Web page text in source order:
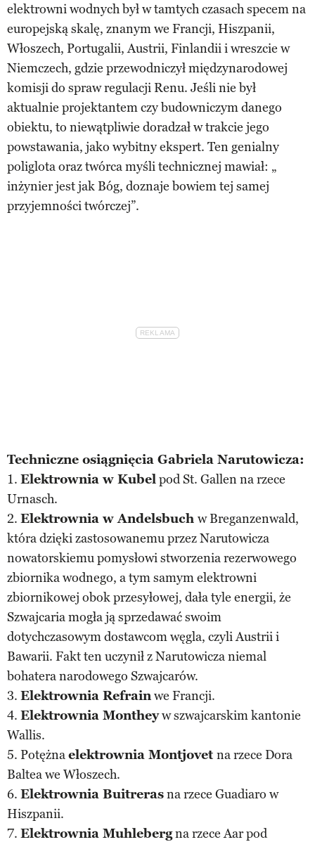
elektrowni wodnych był w tamtych czasach specem na
europejską skalę, znanym we Francji, Hiszpanii,
Włoszech, Portugalii, Austrii, Finlandii i wreszcie w
Niemczech, gdzie przewodniczył międzynarodowej
komisji do spraw regulacji Renu. Jeśli nie był
aktualnie projektantem czy budowniczym danego
obiektu, to niewątpliwie doradzał w trakcie jego
powstawania, jako wybitny ekspert. Ten genialny
poliglota oraz twórca myśli technicznej mawiał: „
inżynier jest jak Bóg, doznaje bowiem tej samej
przyjemności twórczej”.
Techniczne osiągnięcia Gabriela Narutowicza:
1. Elektrownia w Kubelpod St. Gallen na rzece
Urnasch.
2. Elektrownia w Andelsbuch w Breganzenwald,
która dzięki zastosowanemu przez Narutowicza
nowatorskiemu pomysłowi stworzenia rezerwowego
zbiornika wodnego, a tym samym elektrowni
zbiornikowej obok przesyłowej, dała tyle energii, że
Szwajcaria mogła ją sprzedawać swoim
dotychczasowym dostawcom węgla, czyli Austrii i
Bawarii. Fakt ten uczynił z Narutowicza niemal
bohatera narodowego Szwajcarów.
3. Elektrownia Refrainwe Francji.
4. Elektrownia Montheyw szwajcarskim kantonie
Wallis.
5. Potężnaelektrownia Montjovet na rzece Dora
Baltea we Włoszech.
6. Elektrownia Buitrerasna rzece Guadiaro w
Hiszpanii.
7. Elektrownia Muhlebergna rzece Aar pod